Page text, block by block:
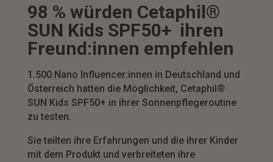
98 % würden Cetaphil®
SUN Kids SPF50+ ihren
Freund:innen empfehlen
1.500 Nano Influencer:innen in Deutschland und
Österreich hatten die Möglichkeit, Cetaphil®
SUN Kids SPF50+ in ihrer Sonnenpflegeroutine
zu testen.
Sie teilten ihre Erfahrungen und die ihrer Kinder
mit dem Produkt und verbreiteten ihre